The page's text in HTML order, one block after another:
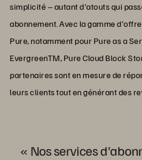
simplicité – autant d'atouts qui
abonnement. Avec la gamme
Pure, notamment pour Pure as a
EvergreenTM, Pure Cloud Block
partenaires sont en mesure de
leurs clients tout en générant des
« Nos services